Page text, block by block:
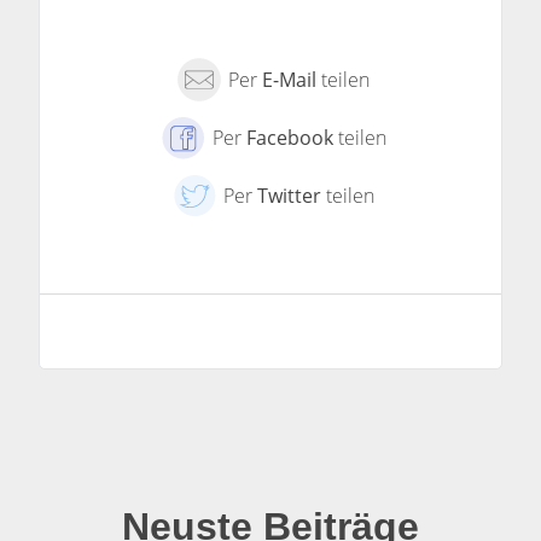
Per E-Mail teilen
Per Facebookteilen
PerTwitterteilen
Neuste Beiträge